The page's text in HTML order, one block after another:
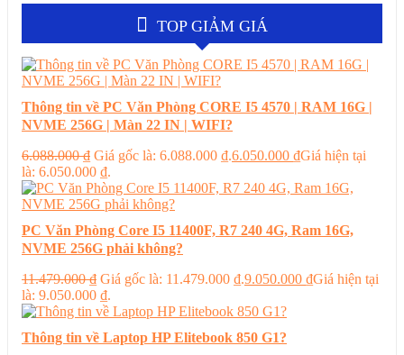
TOP GIẢM GIÁ
Thông tin về PC Văn Phòng CORE I5 4570 | RAM 16G |
NVME 256G | Màn 22 IN | WIFI?
6.088.000₫ Giá gốc là: 6.088.000 ₫.6.050.000 ₫Giá hiện tại
là: 6.050.000 ₫.
PC Văn Phòng Core I5 11400F, R7 240 4G, Ram 16G,
NVME 256G phải không?
11.479.000₫ Giá gốc là: 11.479.000 ₫.9.050.000 ₫Giá hiện tại
là: 9.050.000 ₫.
Thông tin về Laptop HP Elitebook 850 G1?